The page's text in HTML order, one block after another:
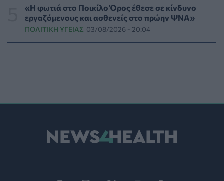
Οι πέντε λόγοι για τους οποίους η διατροφή πρέπει να
καθοδηγείται από κλινικό διαιτολόγο
HEALTH TALK 05/08/2026 - 18:59
ΨΥΧΙΚΉ ΥΓΕΊΑ 05/08/2026 - 18:21
ΕΠΙΚΑΙΡΌΤΗΤΑ 05/08/2026 - 17:39
«Η φωτιά στο Ποικίλο Όρος έθεσε σε κίνδυνο
εργαζόμενους και ασθενείς στο πρώην ΨΝΑ»
ΠΟΛΙΤΙΚΉ ΥΓΕΊΑΣ 03/08/2026 - 20:04